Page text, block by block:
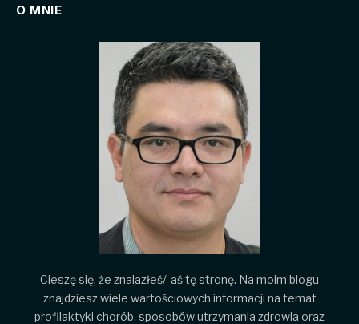
O MNIE
Cieszę się, że znalazłeś/-aś tę stronę. Na moim blogu
znajdziesz wiele wartościowych informacji na temat
profilaktyki chorób, sposobów utrzymania zdrowia oraz